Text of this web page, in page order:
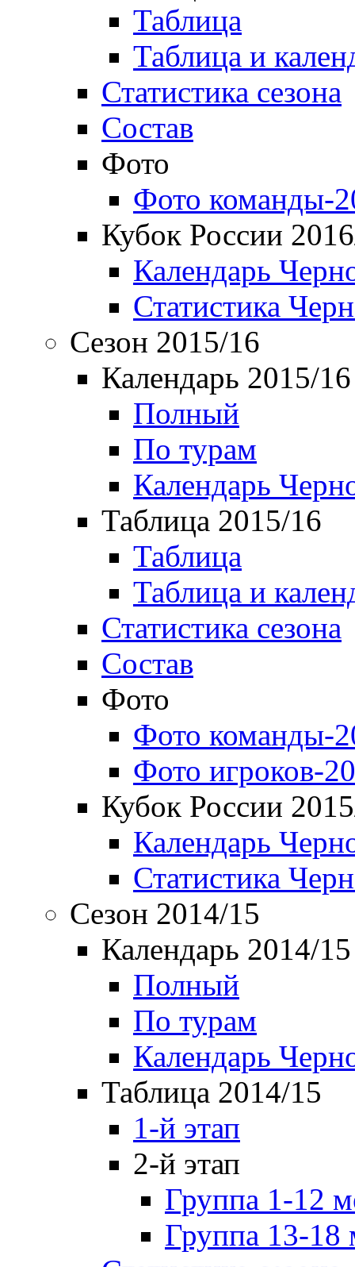
Таблица
Таблица и
Статистика сезона
Состав
Фото
Фото команды-
Кубок России
Календарь
Статистика
Сезон 2015/16
Календарь 2015/16
Полный
По турам
Календарь
Таблица 2015/16
Таблица
Таблица и
Статистика сезона
Состав
Фото
Фото команды-
Фото игроков-
Кубок России
Календарь
Статистика
Сезон 2014/15
Календарь 2014/15
Полный
По турам
Календарь
Таблица 2014/15
1-й этап
2-й этап
Группа 1-12
Группа 13-18